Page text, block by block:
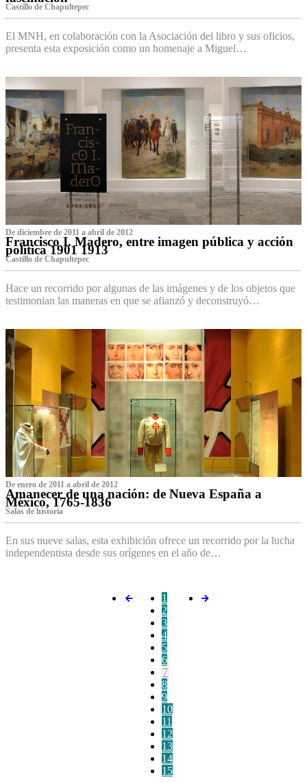
Castillo de Chapultepec
El MNH, en colaboración con la Asociación del libro y sus oficios,
presenta esta exposición como un homenaje a Miguel…
De diciembre de 2011 a abril de 2012
Francisco I. Madero, entre imagen pública y acción
política 1901 1913
Castillo de Chapultepec
Hace un recorrido por algunas de las imágenes y de los objetos que
testimonian las maneras en que se afianzó y deconstruyó…
De enero de 2011 a abril de 2012
Amanecer de una nación: de Nueva España a
México, 1765-1836
Salas de historia
En sus nueve salas, esta exhibición ofrece un recorrido por la lucha
independentista desde sus orígenes en el año de…
1
2
3
4
5
6
7
8
9
10
11
12
13
14
15